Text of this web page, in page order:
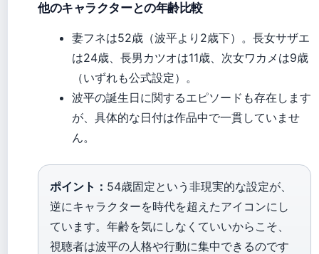
他のキャラクターとの年齢比較
妻フネは52歳（波平より2歳下）。長女サザエ
は24歳、長男カツオは11歳、次女ワカメは9歳
（いずれも公式設定）。
波平の誕生日に関するエピソードも存在します
が、具体的な日付は作品中で一貫していませ
ん。
ポイント： 54歳固定という非現実的な設定が、
逆にキャラクターを時代を超えたアイコンにし
ています。年齢を気にしなくていいからこそ、
視聴者は波平の人格や行動に集中できるのです